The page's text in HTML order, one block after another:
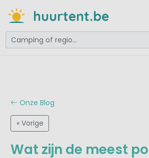
huurtent.be
Onze Blog
« Vorige
Wat zijn de meest